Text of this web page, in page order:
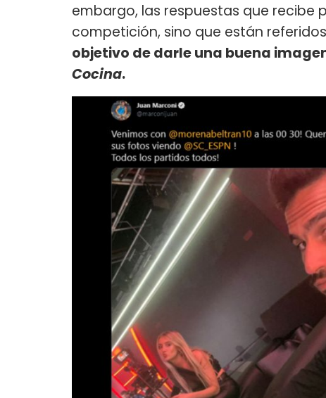
embargo, las respuestas que recibe
competición, sino que están
objetivo de darle una buena
Cocina.